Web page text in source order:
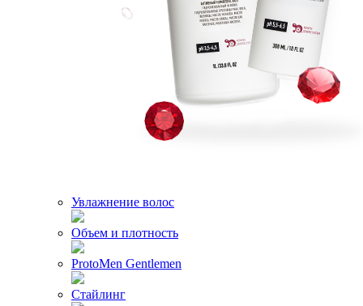
Увлажнение волос
Объем и плотность
ProtoMen Gentlemen
Стайлинг